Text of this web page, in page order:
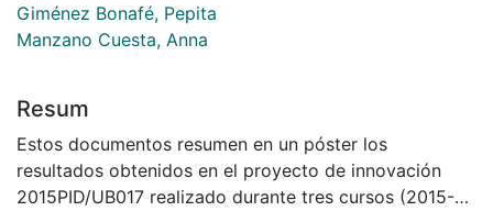
Giménez Bonafé, Pepita
Manzano Cuesta, Anna
Resum
Estos documentos resumen en un póster los
resultados obtenidos en el proyecto de innovación
2015PID/UB017 realizado durante tres cursos (2015-